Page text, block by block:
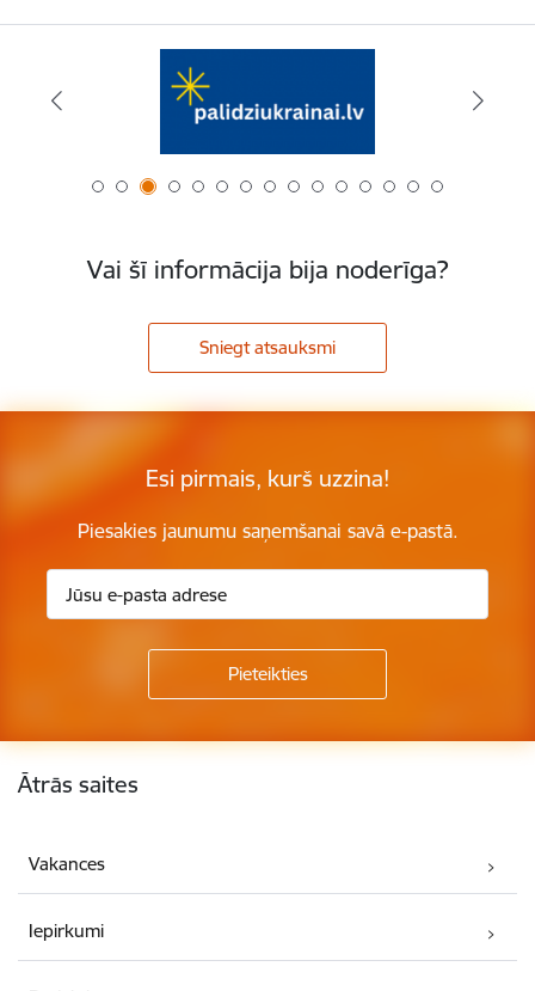
Vai šī informācija bija noderīga?
Sniegt atsauksmi
Esi pirmais, kurš uzzina!
Piesakies jaunumu saņemšanai savā e-pastā.
Kājene
Ātrās saites
Vakances
Iepirkumi